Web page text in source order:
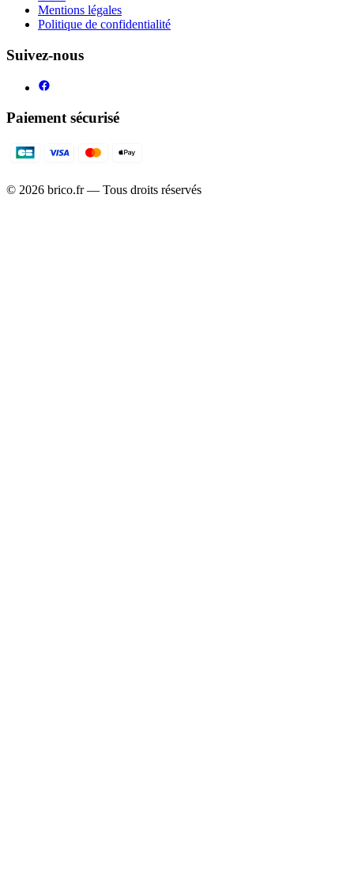
Mentions légales
Politique de confidentialité
Suivez-nous
Paiement sécurisé
© 2026 brico.fr — Tous droits réservés